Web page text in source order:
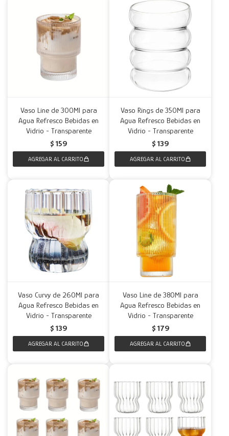
Vaso Line de 300Ml para
Agua Refresco Bebidas en
Vidrio - Transparente
$ 159
Vaso Rings de 350Ml para
Agua Refresco Bebidas en
Vidrio - Transparente
$ 139
Vaso Curvy de 260Ml para
Agua Refresco Bebidas en
Vidrio - Transparente
$ 139
Vaso Line de 380Ml para
Agua Refresco Bebidas en
Vidrio - Transparente
$ 179